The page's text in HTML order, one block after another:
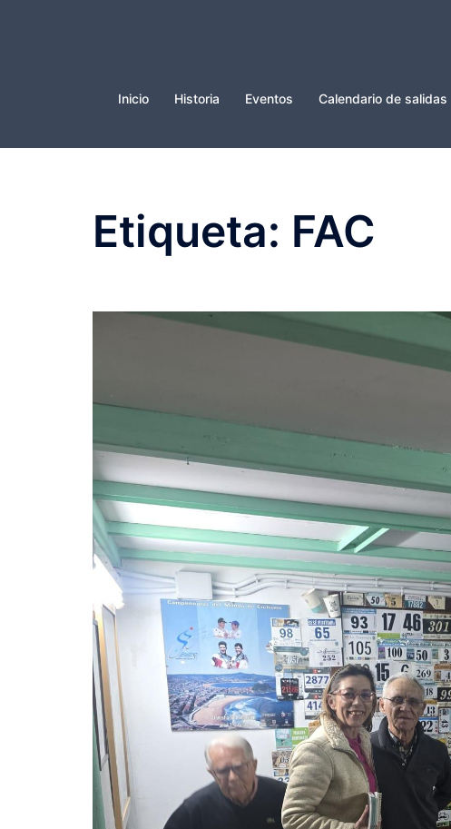
Inicio Historia Eventos Calendario de salidas
Etiqueta: FAC